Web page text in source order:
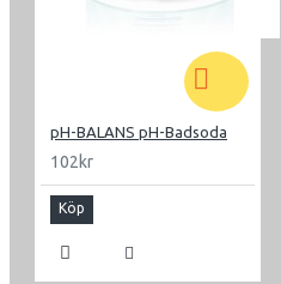
pH-BALANS pH-Badsoda
102kr
Köp